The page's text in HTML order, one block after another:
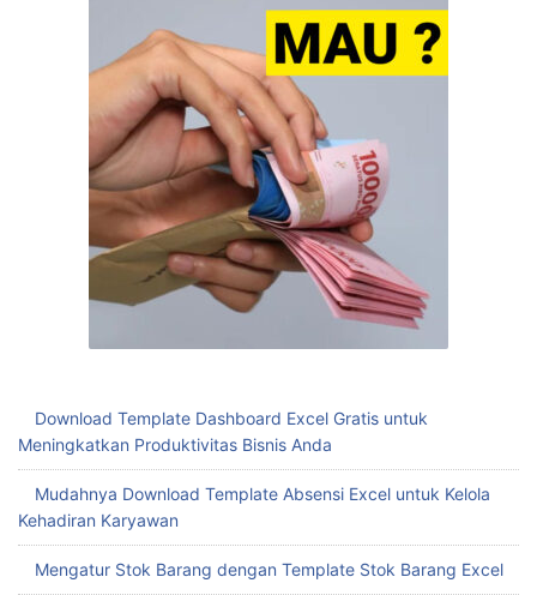
Download Template Dashboard Excel Gratis untuk
Meningkatkan Produktivitas Bisnis Anda
Mudahnya Download Template Absensi Excel untuk Kelola
Kehadiran Karyawan
Mengatur Stok Barang dengan Template Stok Barang Excel